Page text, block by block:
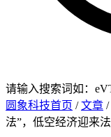
请输入搜索词如：
圆象科技首页 /文章
法”，低空经济迎来